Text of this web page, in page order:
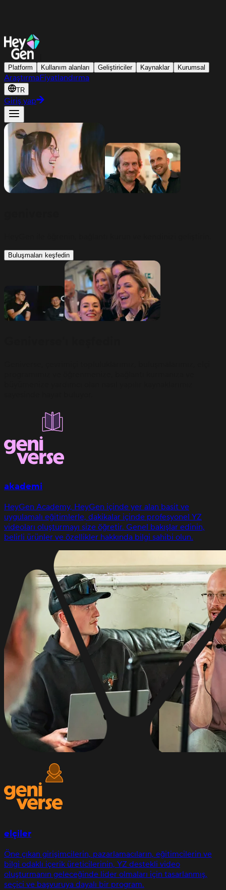
Platform Kullanım alanları Geliştiriciler Kaynaklar Kurumsal
AraştırmaFiyatlandırma
TR
Giriş yap
Buluşmaları keşfedin
akademi
HeyGen Academy, HeyGen içinde yer alan basit ve
uygulamalı eğitimlerle, dakikalar içinde profesyonel YZ
videoları oluşturmayı size öğretir. Genel bakışlar edinin,
belirli ürünler ve özellikler hakkında bilgi sahibi olun.
elçiler
Öne çıkan girişimcilerin, pazarlamacıların, eğitimcilerin ve
bilgi odaklı içerik üreticilerinin, YZ destekli video
oluşturmanın geleceğinde lider olmaları için tasarlanmış,
seçici ve başvuruya dayalı bir program.